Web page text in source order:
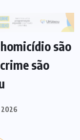
são
são
2026